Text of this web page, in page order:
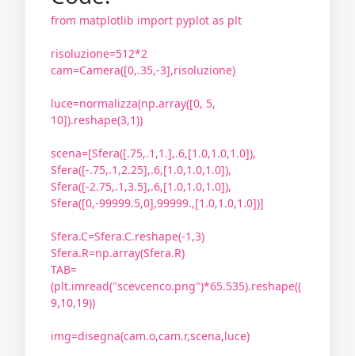
from matplotlib import pyplot as plt
risoluzione=512*2
cam=Camera([0,.35,-3],risoluzione)
luce=normalizza(np.array([0, 5,
10]).reshape(3,1))
scena=[Sfera([.75,.1,1.],.6,[1.0,1.0,1.0]),
Sfera([-.75,.1,2.25],.6,[1.0,1.0,1.0]),
Sfera([-2.75,.1,3.5],.6,[1.0,1.0,1.0]),
Sfera([0,-99999.5,0],99999.,[1.0,1.0,1.0])]
Sfera.C=Sfera.C.reshape(-1,3)
Sfera.R=np.array(Sfera.R)
TAB=
(plt.imread("scevcenco.png")*65.535).reshape((
9,10,19))
img=disegna(cam.o,cam.r,scena,luce)